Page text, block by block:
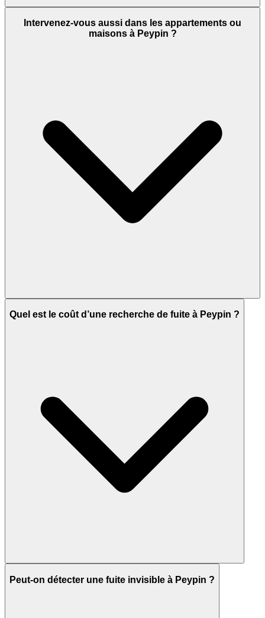
Intervenez-vous aussi dans les appartements ou
maisons à Peypin ?
Quel est le coût d’une recherche de fuite à Peypin ?
Peut-on détecter une fuite invisible à Peypin ?